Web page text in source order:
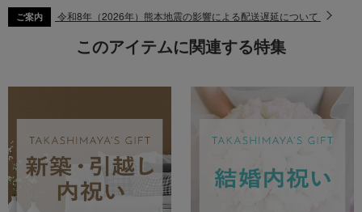
ご案内 令和8年（2026年）熊本地震の影響による配送遅延について
このアイテムに関連する特集